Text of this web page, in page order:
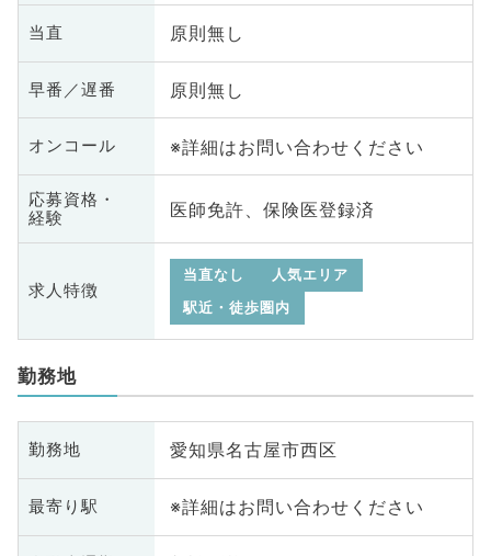
当直 原則無し
早番／遅番 原則無し
オンコール ※詳細はお問い合わせください
応募資格・
経験
医師免許、保険医登録済
求人特徴
当直なし
人気エリア
駅近・徒歩圏内
勤務地
勤務地 愛知県名古屋市西区
最寄り駅 ※詳細はお問い合わせください